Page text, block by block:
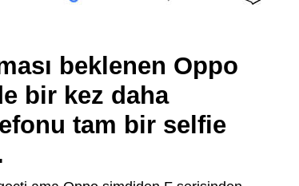
beklenen Oppo
bir kez daha
tam bir selfie